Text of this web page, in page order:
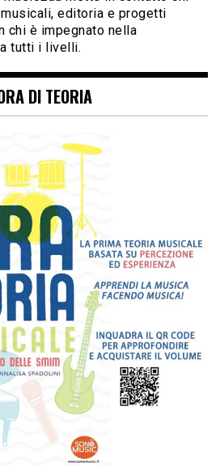
editoria e progetti
chi è impegnato nella
tutti i livelli.
DI TEORIA